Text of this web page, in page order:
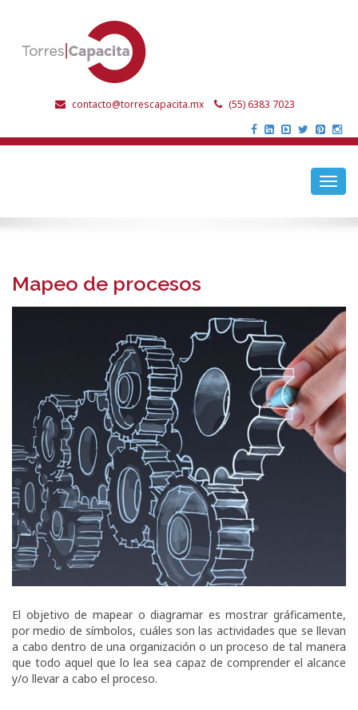
contacto@torrescapacita.mx (55) 6383 7023
Mapeo de procesos
El objetivo de mapear o diagramar es mostrar gráficamente,
por medio de símbolos, cuáles son las actividades que se llevan
a cabo dentro de una organización o un proceso de tal manera
que todo aquel que lo lea sea capaz de comprender el alcance
y/o llevar a cabo el proceso.